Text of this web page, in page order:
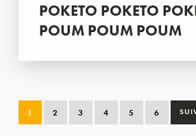
POKETO POKETO
POUM POUM POUM
1 2 3 4 5 6